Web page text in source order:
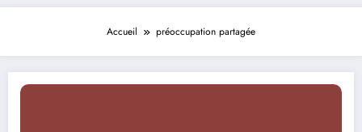
Accueil préoccupation partagée